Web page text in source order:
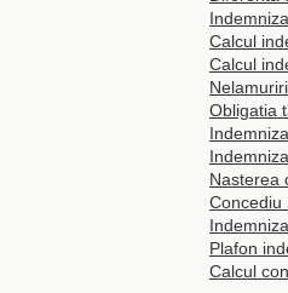
Calcul
Calcul
Obligatia
Nasterea
Concediu
Plafon
Calcul